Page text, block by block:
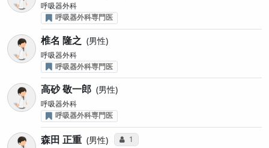
呼吸器外科
呼吸器外科専門医
椎名 隆之 男性
呼吸器外科
呼吸器外科専門医
高砂 敬一郎 男性
呼吸器外科
呼吸器外科専門医
森田 正重 男性 コミュニケーション・タイプ投票数
1